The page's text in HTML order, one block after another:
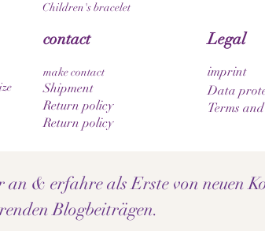
Children's bracelet
Legal
imprint
Data
Terms
contact
make contact
Shipment
Return policy
Return policy
& erfahre als Erste von neuen
Blogbeiträgen.